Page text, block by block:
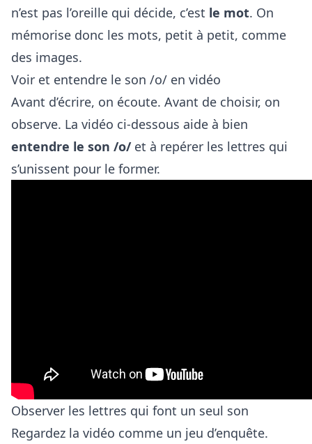
n’est pas l’oreille qui décide, c’est le mot. On
mémorise donc les mots, petit à petit, comme
des images.
Voir et entendre le son /o/ en vidéo
Avant d’écrire, on écoute. Avant de choisir, on
observe. La vidéo ci-dessous aide à bien
entendre le son /o/et à repérer les lettres qui
s’unissent pour le former.
Observer les lettres qui font un seul son
Regardez la vidéo comme un jeu d’enquête.